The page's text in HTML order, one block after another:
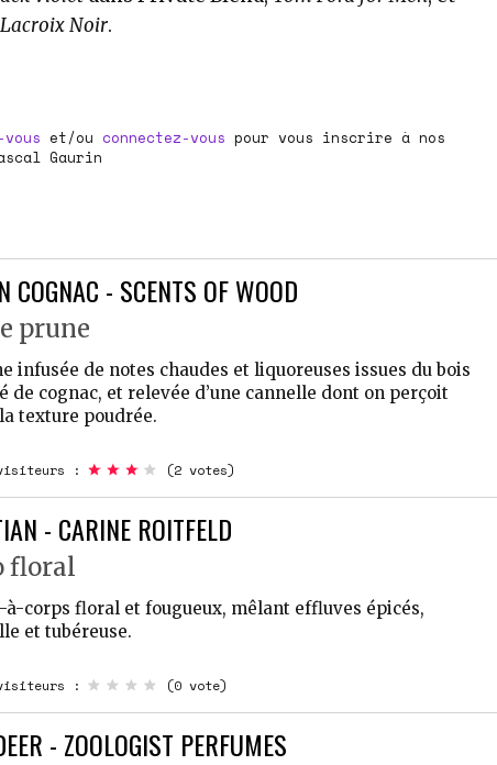
Noir.
et/ou connectez-vous pour vous inscrire à nos
Gaurin
COGNAC - SCENTS OF WOOD
prune
infusée de notes chaudes et liquoreuses issues du bois
de cognac, et relevée d’une cannelle dont on perçoit
texture poudrée.
: (2 votes)
- CARINE ROITFELD
floral
à-corps floral et fougueux, mêlant effluves épicés,
et tubéreuse.
: (0 vote)
- ZOOLOGIST PERFUMES